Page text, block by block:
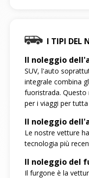
I TIPI DEL
Il noleggio
SUV, l'auto
integrale combina
fuoristrada. Questo
per i viaggi per
Il noleggio
Le nostre vetture
tecnologia più
Il noleggio del
Il furgone è la